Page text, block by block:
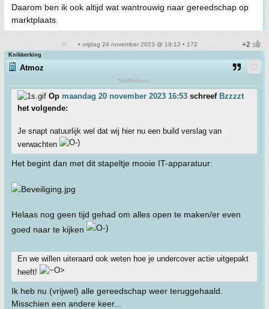
Daarom ben ik ook altijd wat wantrouwig naar gereedschap op
marktplaats.
• vrijdag 24 november 2023 @ 19:12 • 172
Knikkerking
Atmoz
Marblelous!
Op maandag 20 november 2023 16:53 schreef Bzzzzt
het volgende:
Je snapt natuurlijk wel dat wij hier nu een build verslag van
verwachten
Het begint dan met dit stapeltje mooie IT-apparatuur:
Helaas nog geen tijd gehad om alles open te maken/er even
goed naar te kijken
En we willen uiteraard ook weten hoe je undercover actie uitgepakt
heeft!
Ik heb nu (vrijwel) alle gereedschap weer teruggehaald.
Misschien een andere keer...